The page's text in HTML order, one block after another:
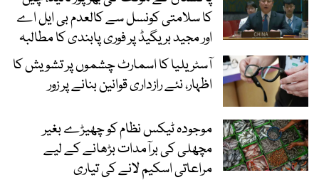
کا سلامتی کونسل سے کالعدم بی ایل اے
اور مجید بریگیڈ پر فوری پابندی کا مطالبہ
آسٹریلیا کا اسمارٹ چشموں پر تشویش کا
اظہار، نئے رازداری قوانین بنانے پر زور
موجودہ ٹیکس نظام کو چھیڑے بغیر
مچھلی کی برآمدات بڑھانے کے لیے
مراعاتی اسکیم لانے کی تیاری